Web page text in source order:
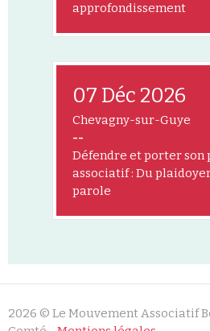
approfondissement
07 Déc 2026
Chevagny-sur-Guye
--
Défendre et porter son
associatif : Du
parole
2026 © Le Mouvement Associatif